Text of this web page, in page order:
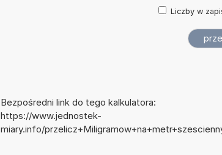
Liczby w
Bezpośredni link do tego kalkulatora:
https://www.jednostek-
miary.info/